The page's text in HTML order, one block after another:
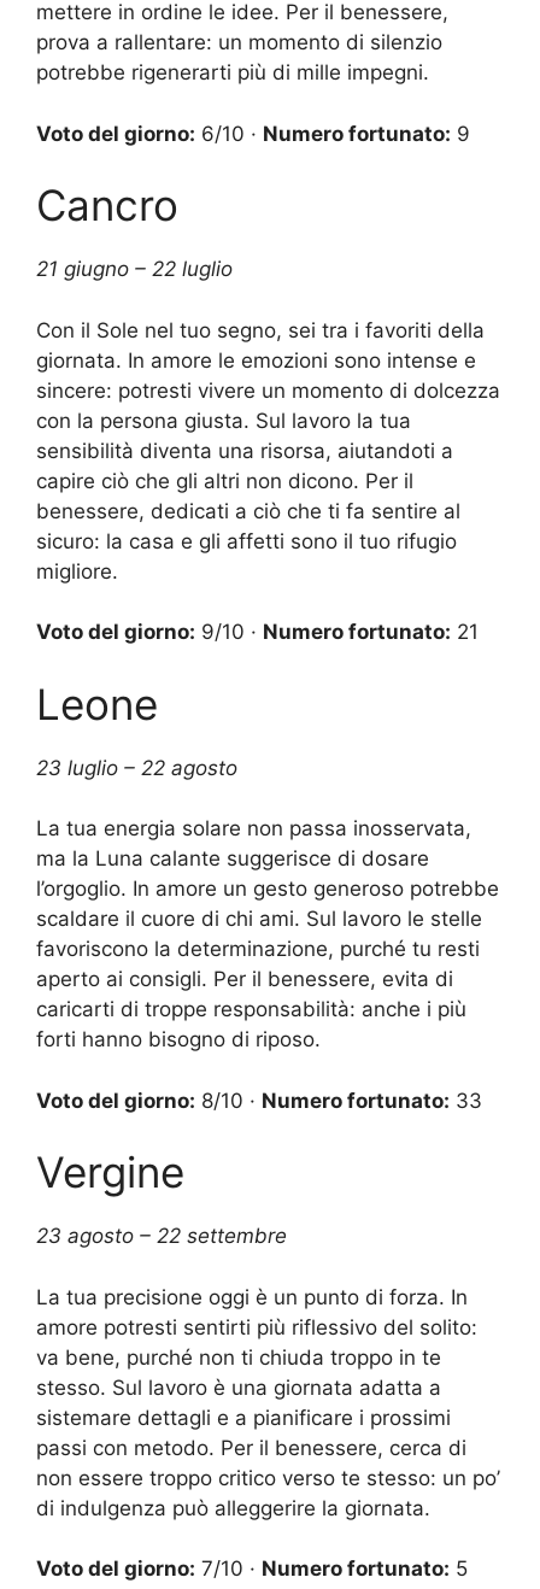
mettere in ordine le idee. Per il benessere,
prova a rallentare: un momento di silenzio
potrebbe rigenerarti più di mille impegni.
Voto del giorno: 6/10 · Numero fortunato: 9
Cancro
21 giugno – 22 luglio
Con il Sole nel tuo segno, sei tra i favoriti della
giornata. In amore le emozioni sono intense e
sincere: potresti vivere un momento di dolcezza
con la persona giusta. Sul lavoro la tua
sensibilità diventa una risorsa, aiutandoti a
capire ciò che gli altri non dicono. Per il
benessere, dedicati a ciò che ti fa sentire al
sicuro: la casa e gli affetti sono il tuo rifugio
migliore.
Voto del giorno: 9/10 · Numero fortunato: 21
Leone
23 luglio – 22 agosto
La tua energia solare non passa inosservata,
ma la Luna calante suggerisce di dosare
l’orgoglio. In amore un gesto generoso potrebbe
scaldare il cuore di chi ami. Sul lavoro le stelle
favoriscono la determinazione, purché tu resti
aperto ai consigli. Per il benessere, evita di
caricarti di troppe responsabilità: anche i più
forti hanno bisogno di riposo.
Voto del giorno: 8/10 · Numero fortunato: 33
Vergine
23 agosto – 22 settembre
La tua precisione oggi è un punto di forza. In
amore potresti sentirti più riflessivo del solito:
va bene, purché non ti chiuda troppo in te
stesso. Sul lavoro è una giornata adatta a
sistemare dettagli e a pianificare i prossimi
passi con metodo. Per il benessere, cerca di
non essere troppo critico verso te stesso: un po’
di indulgenza può alleggerire la giornata.
Voto del giorno: 7/10 · Numero fortunato: 5